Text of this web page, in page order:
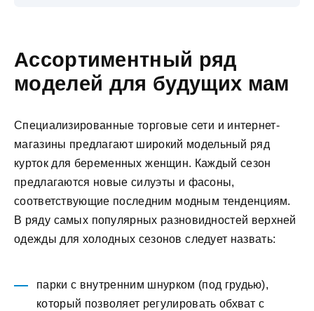
Ассортиментный ряд
моделей для будущих мам
Специализированные торговые сети и интернет-
магазины предлагают широкий модельный ряд
курток для беременных женщин. Каждый сезон
предлагаются новые силуэты и фасоны,
соответствующие последним модным тенденциям.
В ряду самых популярных разновидностей верхней
одежды для холодных сезонов следует назвать:
парки с внутренним шнурком (под грудью),
который позволяет регулировать обхват с